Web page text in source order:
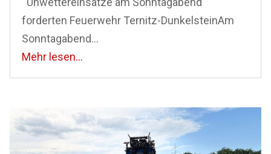
forderten Feuerwehr Ternitz-DunkelsteinAm
Sonntagabend...
Mehr lesen...